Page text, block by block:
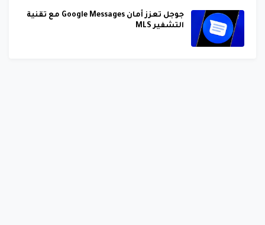
جوجل تعزز أمان Google Messages مع تقنية
التشفير MLS